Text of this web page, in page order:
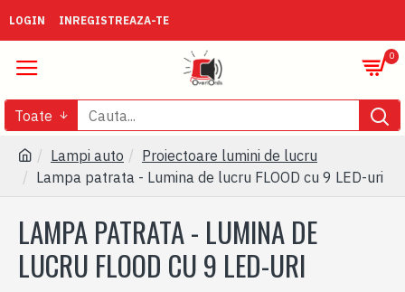
LOGIN INREGISTREAZA-TE
0
Toate
Lampi auto
Proiectoare lumini de lucru
Lampa patrata - Lumina de lucru FLOOD cu 9 LED-uri
LAMPA PATRATA - LUMINA DE
LUCRU FLOOD CU 9 LED-URI